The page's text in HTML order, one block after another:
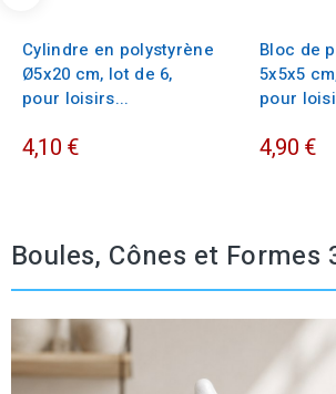
Cylindre en polystyrène
Ø5x20 cm, lot de 6,
pour loisirs...
4,10 €
Bloc de
5x5x5
pour
4,90 €
Boules, Cônes et Formes